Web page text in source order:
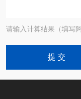
请输入计算结果（填写